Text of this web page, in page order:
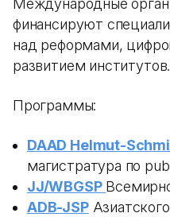
Международные
финансируют
над реформами,
развитием институтов.
Программы:
DAAD Helmut-
магистратура по
JJ/WBGSP
ADB-JSP